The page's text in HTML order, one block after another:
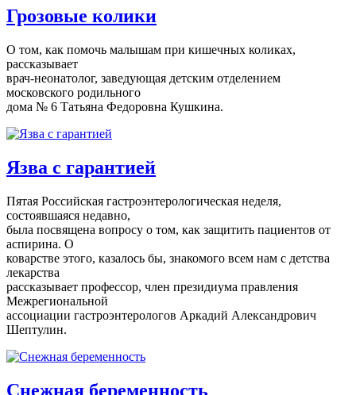
Грозовые колики
О том, как помочь малышам при кишечных коликах,
рассказывает
врач-неонатолог, заведующая детским отделением
московского родильного
дома № 6 Татьяна Федоровна Кушкина.
Язва с гарантией
Пятая Российская гастроэнтерологическая неделя,
состоявшаяся недавно,
была посвящена вопросу о том, как защитить пациентов от
аспирина. О
коварстве этого, казалось бы, знакомого всем нам с детства
лекарства
рассказывает профессор, член президиума правления
Межрегиональной
ассоциации гастроэнтерологов Аркадий Александрович
Шептулин.
Снежная беременность